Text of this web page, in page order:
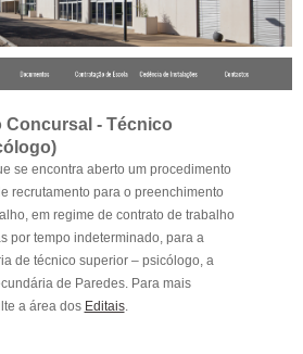
Concursal - Técnico
se encontra aberto um procedimento
recrutamento para o preenchimento
em regime de contrato de trabalho
por tempo indeterminado, para a
de técnico superior – psicólogo, a
de Paredes. Para mais
a área dos Editais.